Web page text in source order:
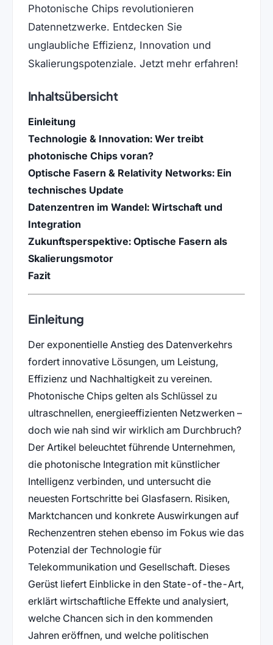
Photonische Chips revolutionieren
Datennetzwerke. Entdecken Sie
unglaubliche Effizienz, Innovation und
Skalierungspotenziale. Jetzt mehr erfahren!
Inhaltsübersicht
Einleitung
Technologie & Innovation: Wer treibt
photonische Chips voran?
Optische Fasern & Relativity Networks: Ein
technisches Update
Datenzentren im Wandel: Wirtschaft und
Integration
Zukunftsperspektive: Optische Fasern als
Skalierungsmotor
Fazit
Einleitung
Der exponentielle Anstieg des Datenverkehrs
fordert innovative Lösungen, um Leistung,
Effizienz und Nachhaltigkeit zu vereinen.
Photonische Chips gelten als Schlüssel zu
ultraschnellen, energieeffizienten Netzwerken –
doch wie nah sind wir wirklich am Durchbruch?
Der Artikel beleuchtet führende Unternehmen,
die photonische Integration mit künstlicher
Intelligenz verbinden, und untersucht die
neuesten Fortschritte bei Glasfasern. Risiken,
Marktchancen und konkrete Auswirkungen auf
Rechenzentren stehen ebenso im Fokus wie das
Potenzial der Technologie für
Telekommunikation und Gesellschaft. Dieses
Gerüst liefert Einblicke in den State-of-the-Art,
erklärt wirtschaftliche Effekte und analysiert,
welche Chancen sich in den kommenden
Jahren eröffnen, und welche politischen